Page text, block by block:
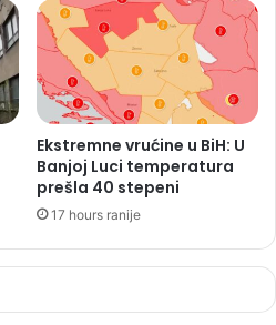
Ekstremne vrućine u BiH: U
Banjoj Luci temperatura
prešla 40 stepeni
17 hours ranije